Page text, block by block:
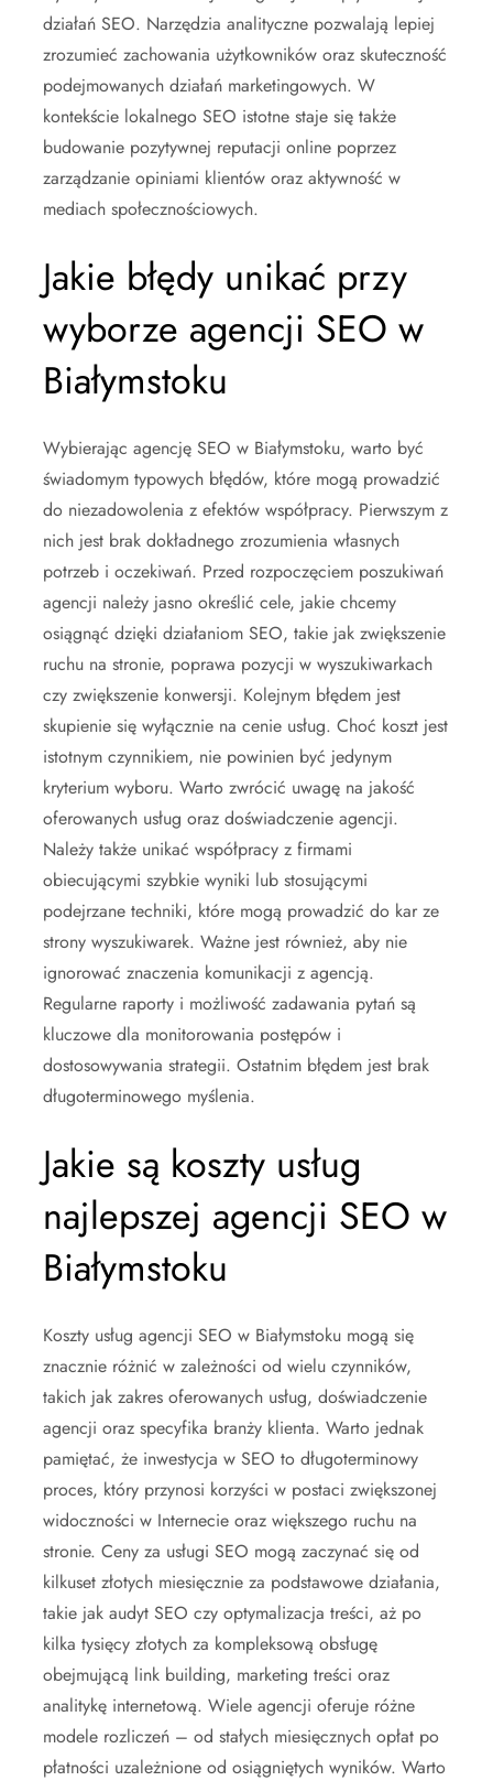
działań SEO. Narzędzia analityczne pozwalają lepiej
zrozumieć zachowania użytkowników oraz skuteczność
podejmowanych działań marketingowych. W
kontekście lokalnego SEO istotne staje się także
budowanie pozytywnej reputacji online poprzez
zarządzanie opiniami klientów oraz aktywność w
mediach społecznościowych.
Jakie błędy unikać przy
wyborze agencji SEO w
Białymstoku
Wybierając agencję SEO w Białymstoku, warto być
świadomym typowych błędów, które mogą prowadzić
do niezadowolenia z efektów współpracy. Pierwszym z
nich jest brak dokładnego zrozumienia własnych
potrzeb i oczekiwań. Przed rozpoczęciem poszukiwań
agencji należy jasno określić cele, jakie chcemy
osiągnąć dzięki działaniom SEO, takie jak zwiększenie
ruchu na stronie, poprawa pozycji w wyszukiwarkach
czy zwiększenie konwersji. Kolejnym błędem jest
skupienie się wyłącznie na cenie usług. Choć koszt jest
istotnym czynnikiem, nie powinien być jedynym
kryterium wyboru. Warto zwrócić uwagę na jakość
oferowanych usług oraz doświadczenie agencji.
Należy także unikać współpracy z firmami
obiecującymi szybkie wyniki lub stosującymi
podejrzane techniki, które mogą prowadzić do kar ze
strony wyszukiwarek. Ważne jest również, aby nie
ignorować znaczenia komunikacji z agencją.
Regularne raporty i możliwość zadawania pytań są
kluczowe dla monitorowania postępów i
dostosowywania strategii. Ostatnim błędem jest brak
długoterminowego myślenia.
Jakie są koszty usług
najlepszej agencji SEO w
Białymstoku
Koszty usług agencji SEO w Białymstoku mogą się
znacznie różnić w zależności od wielu czynników,
takich jak zakres oferowanych usług, doświadczenie
agencji oraz specyfika branży klienta. Warto jednak
pamiętać, że inwestycja w SEO to długoterminowy
proces, który przynosi korzyści w postaci zwiększonej
widoczności w Internecie oraz większego ruchu na
stronie. Ceny za usługi SEO mogą zaczynać się od
kilkuset złotych miesięcznie za podstawowe działania,
takie jak audyt SEO czy optymalizacja treści, aż po
kilka tysięcy złotych za kompleksową obsługę
obejmującą link building, marketing treści oraz
analitykę internetową. Wiele agencji oferuje różne
modele rozliczeń – od stałych miesięcznych opłat po
płatności uzależnione od osiągniętych wyników. Warto